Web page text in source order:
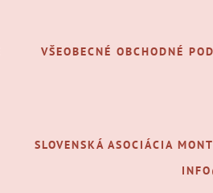
VŠEOBECNÉ OBCHODNÉ
SLOVENSKÁ ASOCIÁCIA